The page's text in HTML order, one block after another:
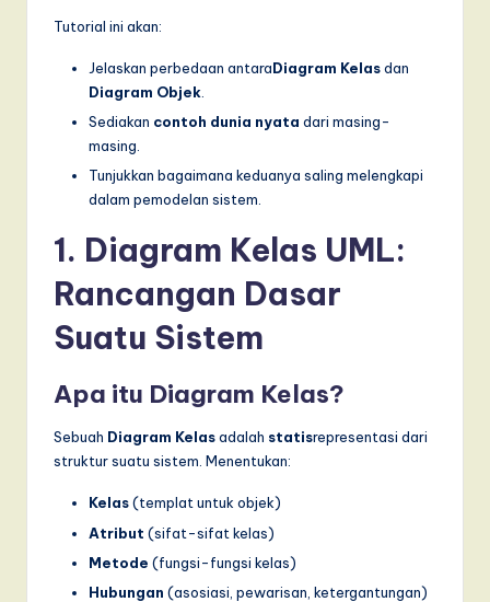
Tutorial ini akan:
Jelaskan perbedaan antaraDiagram Kelasdan
Diagram Objek
Sediakan contoh dunia nyata dari masing-
masing.
Tunjukkan bagaimana keduanya saling melengkapi
dalam pemodelan sistem.
1. Diagram Kelas UML:
Rancangan Dasar
Suatu Sistem
Apa itu Diagram Kelas?
Sebuah Diagram Kelasadalah statisrepresentasi dari
struktur suatu sistem. Menentukan:
Kelas(templat untuk objek)
Atribut (sifat-sifat kelas)
Metode (fungsi-fungsi kelas)
Hubungan (asosiasi, pewarisan, ketergantungan)